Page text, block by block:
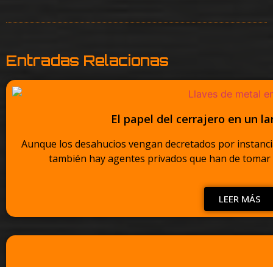
Entradas Relacionas
El papel del cerrajero en un
Aunque los desahucios vengan decretados por
también hay agentes privados que han de tomar
LEER MÁS